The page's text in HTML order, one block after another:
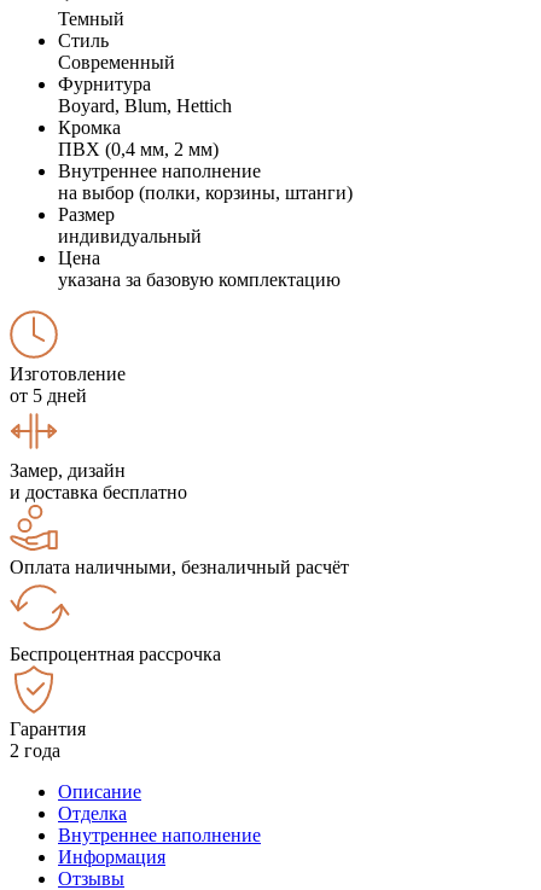
Темный
Стиль
Современный
Фурнитура
Boyard, Blum, Hettich
Кромка
ПВХ (0,4 мм, 2 мм)
Внутреннее наполнение
на выбор (полки, корзины, штанги)
Размер
индивидуальный
Цена
указана за базовую комплектацию
Изготовление
от 5 дней
Замер, дизайн
и доставка бесплатно
Оплата наличными, безналичный расчёт
Беспроцентная рассрочка
Гарантия
2 года
Описание
Отделка
Внутреннее наполнение
Информация
Отзывы